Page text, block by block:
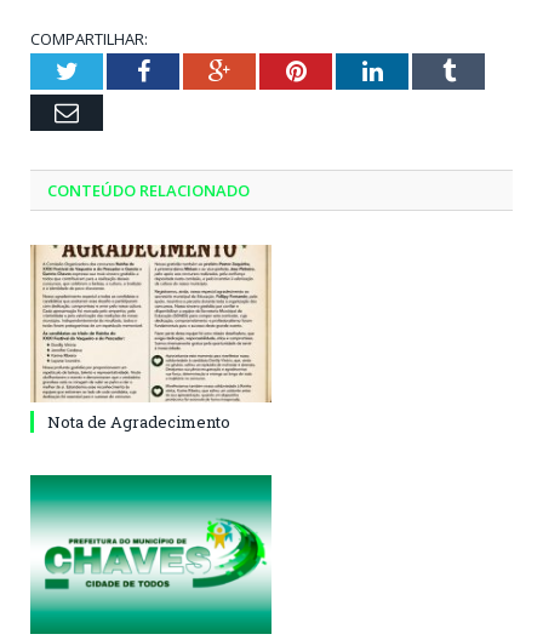
COMPARTILHAR:
TwitterFacebookGoogle+PinterestLinkedInTumblr
Email
CONTEÚDO RELACIONADO
Nota de Agradecimento